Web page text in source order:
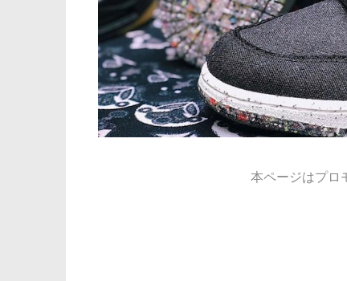
本ページはプロ